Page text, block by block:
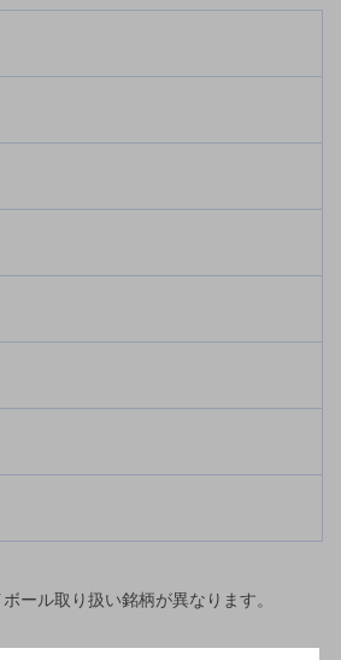
ール取り扱い銘柄が異なります。